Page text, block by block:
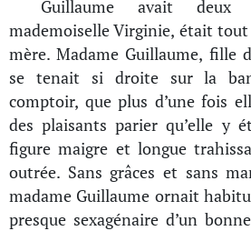
Guillaume avait deux
mademoiselle Virginie, était
mère. Madame Guillaume, fille
se tenait si droite sur la
comptoir, que plus d’une fois
des plaisants parier qu’elle y
figure maigre et longue
outrée. Sans grâces et sans
madame Guillaume ornait
presque sexagénaire d’un